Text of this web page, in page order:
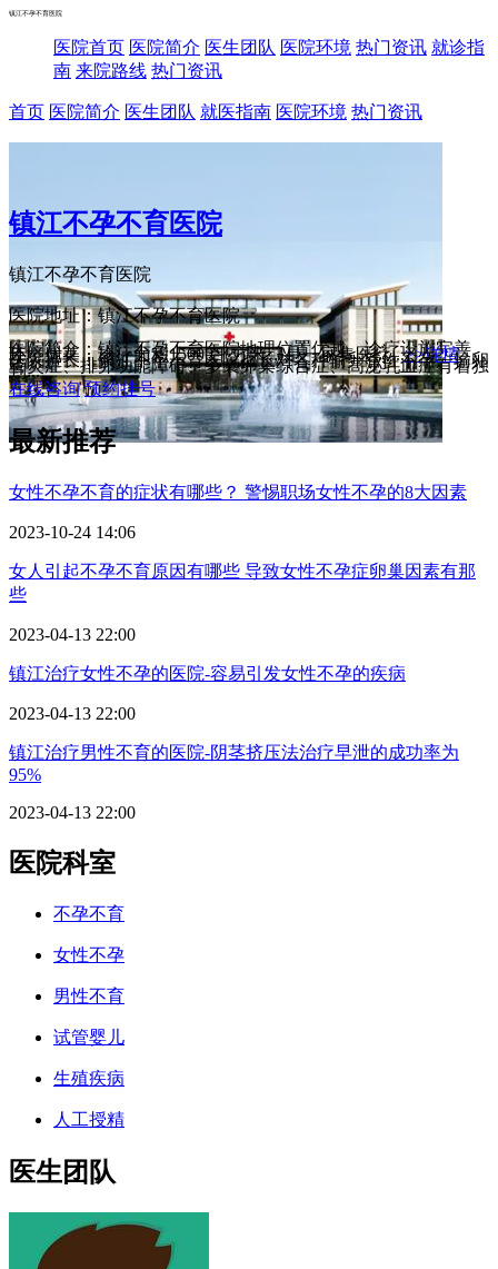
镇江不孕不育医院
医院首页 医院简介 医生团队 医院环境 热门资讯 就诊指
南 来院路线 热门资讯
首页 医院简介 医生团队 就医指南 医院环境 热门资讯
镇江不孕不育医院
镇江不孕不育医院
医院地址：镇江不孕不育医院
医院简介：镇江不孕不育医院地理位置优越、诊疗设施完善、
环境优美，诊疗面积15000平方米，是一家集医疗...>>详情
医院擅长：镇江不孕不育医院擅长对各种输卵管性不孕、输卵
管炎症、排卵功能障碍、多囊卵巢综合症、高泌乳血症有着独
到...
在线咨询 预约挂号
最新推荐
女性不孕不育的症状有哪些？ 警惕职场女性不孕的8大因素
2023-10-24 14:06
女人引起不孕不育原因有哪些 导致女性不孕症卵巢因素有那
些
2023-04-13 22:00
镇江治疗女性不孕的医院-容易引发女性不孕的疾病
2023-04-13 22:00
镇江治疗男性不育的医院-阴茎挤压法治疗早泄的成功率为
95%
2023-04-13 22:00
医院科室
不孕不育
女性不孕
男性不育
试管婴儿
生殖疾病
人工授精
医生团队